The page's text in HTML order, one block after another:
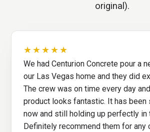
original).
★★★★★
We had Centurion Concrete pour a
our Las Vegas home and they did
The crew was on time every day
product looks fantastic. It has been
now and still holding up perfectly in
Definitely recommend them for any